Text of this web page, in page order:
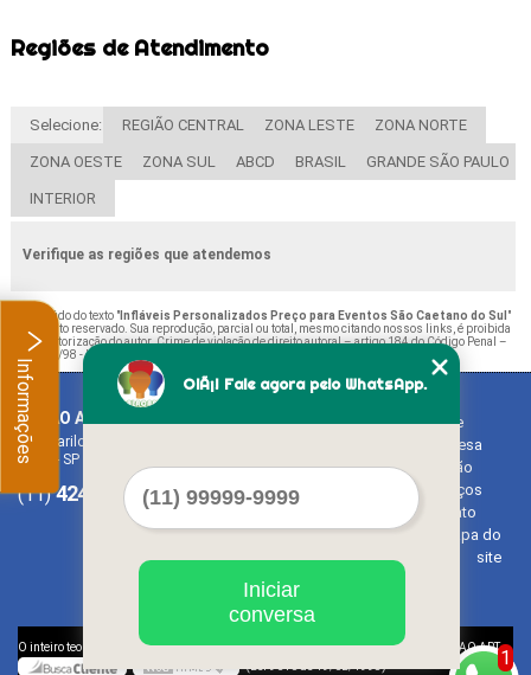
Regiões de Atendimento
Selecione: REGIÃO CENTRAL ZONA LESTE ZONA NORTE
ZONA OESTE ZONA SUL ABCD BRASIL GRANDE SÃO PAULO
INTERIOR
Verifique as regiões que atendemos
O conteúdo do texto "Infláveis Personalizados Preço para Eventos São Caetano do Sul "
é de direito reservado. Sua reprodução, parcial ou total, mesmo citando nossos links, é proibida
sem a autorização do autor. Crime de violação de direito autoral – artigo 184 do Código Penal –
Lei 9610/98 - Lei de direitos autorais
BALAO ART
Rua Bariloche, 1300 - Chácara Tropical (Caucaia do Alto)
Cotia - SP - CEP: 06726-270
(11)4242-7733(11)3603-0479
Home
Empresa
Missão
Serviços
Contato
Mapa do
site
O inteiro teor deste site está sujeito à proteção de direitos autorais. Copyright
BALAO ART1
OlÃ¡! Fale agora pelo WhatsApp.
Iniciar
conversa
Informações